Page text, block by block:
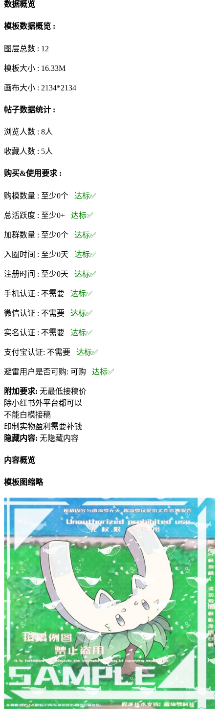
数据概览
模板数据概览 :
图层总数 : 12
模板大小 : 16.33M
画布大小 : 2134*2134
帖子数据统计 :
浏览人数 : 8人
收藏人数 : 5人
购买&使用要求 :
购模数量 : 至少0个 达标✅
总活跃度 : 至少0+ 达标✅
加群数量 : 至少0个 达标✅
入圈时间 : 至少0天 达标✅
注册时间 : 至少0天 达标✅
手机认证 : 不需要 达标✅
微信认证 : 不需要 达标✅
实名认证 : 不需要 达标✅
支付宝认证: 不需要 达标✅
避雷用户是否可购: 可购 达标✅
附加要求: 无最低接稿价
除小红书外平台都可以
不能白模接稿
印制实物盈利需要补钱
隐藏内容: 无隐藏内容
内容概览
模板图缩略